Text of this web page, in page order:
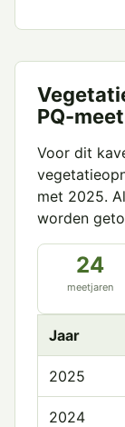
PQ-
Voor dit
met 2025.
worden
24
meetjaren
Jaar
2025
2024